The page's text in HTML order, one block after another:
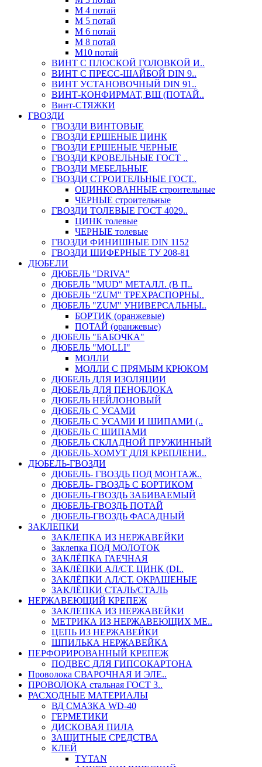
М 4 потай
М 5 потай
М 6 потай
М 8 потай
М10 потай
ВИНТ С ПЛОСКОЙ ГОЛОВКОЙ И..
ВИНТ С ПРЕСС-ШАЙБОЙ DIN 9..
ВИНТ УСТАНОВОЧНЫЙ DIN 91..
ВИНТ-КОНФИРМАТ, ВШ (ПОТАЙ..
Винт-СТЯЖКИ
ГВОЗДИ
ГВОЗДИ ВИНТОВЫЕ
ГВОЗДИ ЕРШЕНЫЕ ЦИНК
ГВОЗДИ ЕРШЕНЫЕ ЧЕРНЫЕ
ГВОЗДИ КРОВЕЛЬНЫЕ ГОСТ ..
ГВОЗДИ МЕБЕЛЬНЫЕ
ГВОЗДИ СТРОИТЕЛЬНЫЕ ГОСТ..
ОЦИНКОВАННЫЕ строительные
ЧЕРНЫЕ строительные
ГВОЗДИ ТОЛЕВЫЕ ГОСТ 4029..
ЦИНК толевые
ЧЕРНЫЕ толевые
ГВОЗДИ ФИНИШНЫЕ DIN 1152
ГВОЗДИ ШИФЕРНЫЕ ТУ 208-81
ДЮБЕЛИ
ДЮБЕЛЬ "DRIVA"
ДЮБЕЛЬ "MUD" МЕТАЛЛ. (В П..
ДЮБЕЛЬ "ZUM" ТРЕХРАСПОРНЫ..
ДЮБЕЛЬ "ZUM" УНИВЕРСАЛЬНЫ..
БОРТИК (оранжевые)
ПОТАЙ (оранжевые)
ДЮБЕЛЬ "БАБОЧКА"
ДЮБЕЛЬ "МOLLI"
МОЛЛИ
МОЛЛИ С ПРЯМЫМ КРЮКОМ
ДЮБЕЛЬ ДЛЯ ИЗОЛЯЦИИ
ДЮБЕЛЬ ДЛЯ ПЕНОБЛОКА
ДЮБЕЛЬ НЕЙЛОНОВЫЙ
ДЮБЕЛЬ С УСАМИ
ДЮБЕЛЬ С УСАМИ И ШИПАМИ (..
ДЮБЕЛЬ С ШИПАМИ
ДЮБЕЛЬ СКЛАДНОЙ ПРУЖИННЫЙ
ДЮБЕЛЬ-ХОМУТ ДЛЯ КРЕПЛЕНИ..
ДЮБЕЛЬ-ГВОЗДИ
ДЮБЕЛЬ- ГВОЗДЬ ПОД МОНТАЖ..
ДЮБЕЛЬ- ГВОЗДЬ С БОРТИКОМ
ДЮБЕЛЬ-ГВОЗДЬ ЗАБИВАЕМЫЙ
ДЮБЕЛЬ-ГВОЗДЬ ПОТАЙ
ДЮБЕЛЬ-ГВОЗДЬ ФАСАДНЫЙ
ЗАКЛЕПКИ
ЗАКЛЕПКА ИЗ НЕРЖАВЕЙКИ
Заклепка ПОД МОЛОТОК
ЗАКЛЁПКА ГАЕЧНАЯ
ЗАКЛЁПКИ АЛ/СТ. ЦИНК (DI..
ЗАКЛЁПКИ АЛ/СТ. ОКРАШЕНЫЕ
ЗАКЛЁПКИ СТАЛЬ/СТАЛЬ
НЕРЖАВЕЮЩИЙ КРЕПЕЖ
ЗАКЛЕПКА ИЗ НЕРЖАВЕЙКИ
МЕТРИКА ИЗ НЕРЖАВЕЮЩИХ МЕ..
ЦЕПЬ ИЗ НЕРЖАВЕЙКИ
ШПИЛЬКА НЕРЖАВЕЙКА
ПЕРФОРИРОВАННЫЙ КРЕПЕЖ
ПОДВЕС ДЛЯ ГИПСОКАРТОНА
Проволока СВАРОЧНАЯ И ЭЛЕ..
ПРОВОЛОКА стальная ГОСТ 3..
РАСХОДНЫЕ МАТЕРИАЛЫ
ВД СМАЗКА WD-40
ГЕРМЕТИКИ
ДИСКОВАЯ ПИЛА
ЗАЩИТНЫЕ СРЕДСТВА
КЛЕЙ
TYTAN